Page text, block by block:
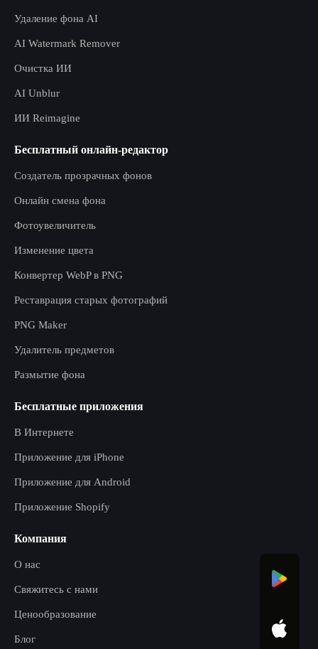
Удаление фона AI
AI Watermark Remover
Очистка ИИ
AI Unblur
ИИ Reimagine
Бесплатный онлайн-редактор
Создатель прозрачных фонов
Онлайн смена фона
Фотоувеличитель
Изменение цвета
Конвертер WebP в PNG
Реставрация старых фотографий
PNG Maker
Удалитель предметов
Размытие фона
Бесплатные приложения
В Интернете
Приложение для iPhone
Приложение для Android
Приложение Shopify
Компания
О нас
Свяжитесь с нами
Ценообразование
Блог